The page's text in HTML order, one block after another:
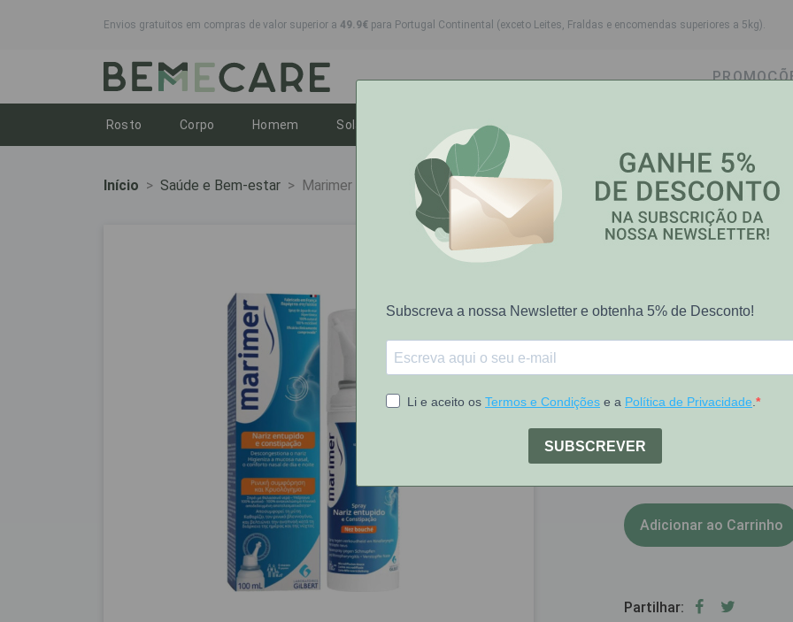
Envios gratuitos em compras de valor superior a 49.9€ para Portugal Continental (exceto Leites, Fraldas e encomendas superiores a 5kg).
Rosto Toggle dropdown
Corpo Toggle dropdown
Homem Toggle dropdown
Solares Toggle dropdownToggle dropdown
Higiene Oral
Início Saúde e Bem-estar Marimer Hipertonico Ag Mar 100Ml
de 30%
Marimer
Marimer
Preço riscado representa PVP
[COD 6433359]
Adicionar ao Carrinho
Partilhar: